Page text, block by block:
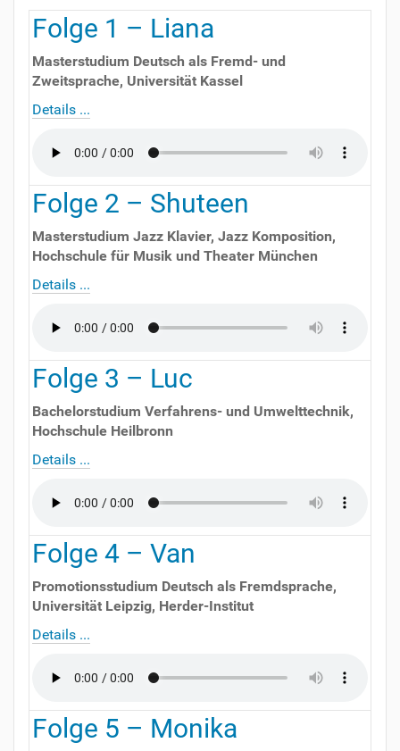
Folge 1 – Liana
Masterstudium Deutsch als Fremd- und
Zweitsprache, Universität Kassel
Details ...
Folge 2 – Shuteen
Masterstudium Jazz Klavier, Jazz Komposition,
Hochschule für Musik und Theater München
Details ...
Folge 3 – Luc
Bachelorstudium Verfahrens- und Umwelttechnik,
Hochschule Heilbronn
Details ...
Folge4 –Van
Promotionsstudium Deutsch als Fremdsprache,
Universität Leipzig, Herder-Institut
Details ...
Folge 5 – Monika